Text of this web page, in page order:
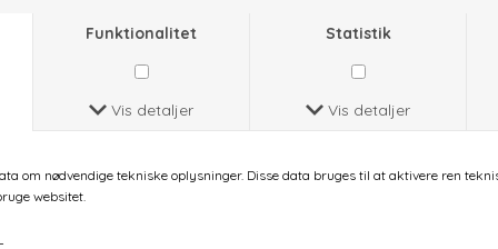
GISELA-DR16
DKK 599,-
GISELA-DR16
DKK 599,-